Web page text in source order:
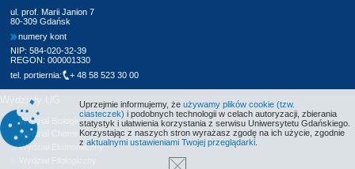
ul. prof. Marii Janion 7
80-309 Gdańsk
numery kont
NIP: 584-020-32-39
REGON: 000001330
tel. portiernia:
+ 48 58 523 30 00
Wydziały UG
Wydział Biologii
Wydział Chemii
Wydział Ekonomiczny
Uprzejmie informujemy, że używamy plików cookie (tzw.
ciasteczek) i podobnych technologii w celach autoryzacji, zbierania
statystyk i ułatwienia korzystania z serwisu Uniwersytetu Gdańskiego.
Korzystając z naszych stron wyrażasz zgodę na ich użycie, zgodnie
z aktualnymi ustawieniami Twojej przeglądarki